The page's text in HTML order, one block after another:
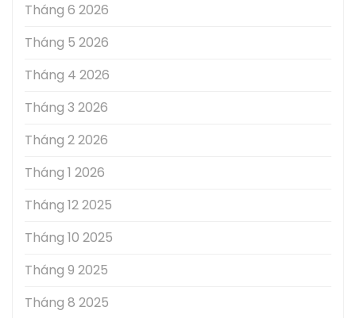
Tháng 6 2026
Tháng 5 2026
Tháng 4 2026
Tháng 3 2026
Tháng 2 2026
Tháng 1 2026
Tháng 12 2025
Tháng 10 2025
Tháng 9 2025
Tháng 8 2025